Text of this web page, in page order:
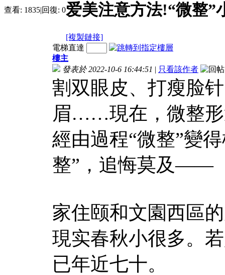
查看: 1835|回復: 0爱美注意方法!“微整”
[複製鏈接]
電梯直達
樓主
發表於 2022-10-6 16:44:51 | 只看該作者
割双眼皮、打瘦脸
眉……現在，微整形
經由過程“微整”變
整”，追悔莫及——
家住颐和文園西區
現实春秋小很多。
已年近七十。